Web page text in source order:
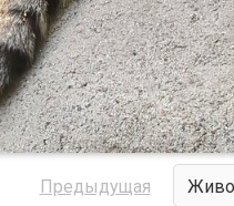
Предыдущая